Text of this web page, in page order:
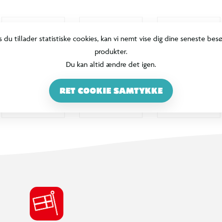
du tillader statistiske cookies, kan vi nemt vise dig dine seneste
produkter.
Du kan altid ændre det igen.
RET COOKIE SAMTYKKE